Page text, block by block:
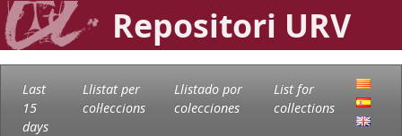
Repositori URV
Last
15
days
Llistat per
col·leccions
Llistado por
colecciones
List for
collections